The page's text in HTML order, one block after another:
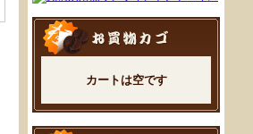
カートは空です